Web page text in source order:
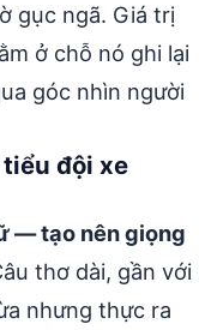
gục ngã. Giá trị
ở chỗ nó ghi lại
góc nhìn người
đội xe
— tạo nên giọng
thơ dài, gần với
nhưng thực ra